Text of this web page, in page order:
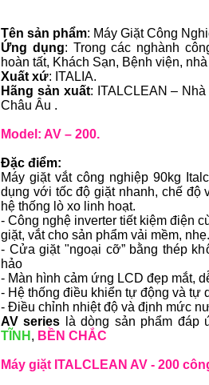
Tên sản phẩm: Máy Giặt Công
Ứng dụng: Trong các nghành
hoàn tất, Khách Sạn, Bệnh viện,
Xuất xứ: ITALIA.
Hãng sản xuất: ITALCLEAN –
Châu Âu .
Model: AV – 200.
Đặc điểm:
Máy giặt vắt công nghiệp 90kg
dụng với tốc độ giặt nhanh, chế độ
hệ thống lò xo linh hoạt.
- Công nghệ inverter tiết kiệm điện
giặt, vắt cho sản phẩm vải mềm, nhẹ.
- Cửa giặt "ngoại cỡ” bằng thép
hảo
- Màn hình cảm ứng LCD đẹp mắt,
- Hệ thống điều khiển tự động và tự
- Điều chỉnh nhiệt độ và định mức
AV series là dòng sản phẩm
TĨNH , BỀN CHẮC
Máy giặt ITALCLEAN AV - 200